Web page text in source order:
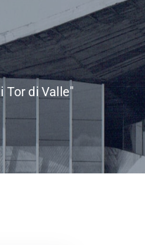
Tor di Valle"